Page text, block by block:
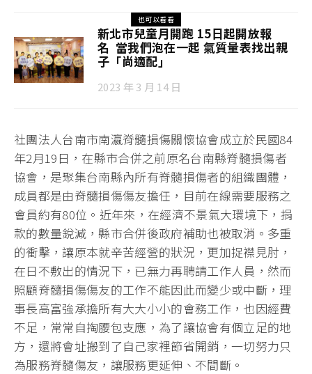
也可以看看
新北市兒童月開跑 15日起開放報
名 當我們泡在一起 氣質量表找出親
子「尚適配」
2023 年 3 月 14 日
社團法人台南市南瀛脊髓損傷關懷協會成立於民國84
年2月19日，在縣市合併之前原名台南縣脊髓損傷者
協會，是聚集台南縣內所有脊髓損傷者的組織團體，
成員都是由脊髓損傷傷友擔任，目前在線需要服務之
會員約有80位。近年來，在經濟不景氣大環境下，捐
款的數量銳減，縣市合併後政府補助也被取消。多重
的衝擊，讓原本就辛苦經營的狀況，更加捉襟見肘，
在日不敷出的情況下，已無力再聘請工作人員，然而
照顧脊髓損傷傷友的工作不能因此而變少或中斷，理
事長高富強承擔所有大大小小的會務工作，也因經費
不足，常常自掏腰包支應，為了讓協會有個立足的地
方，還將會址搬到了自己家裡節省開銷，一切努力只
為服務脊髓傷友，讓服務更延伸、不間斷。